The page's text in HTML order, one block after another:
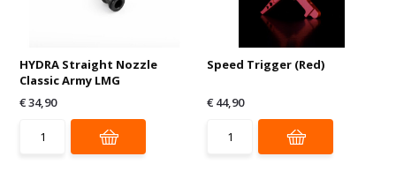
HYDRA Straight Nozzle
Classic Army LMG
€ 34,90
Speed Trigger (Red)
€ 44,90